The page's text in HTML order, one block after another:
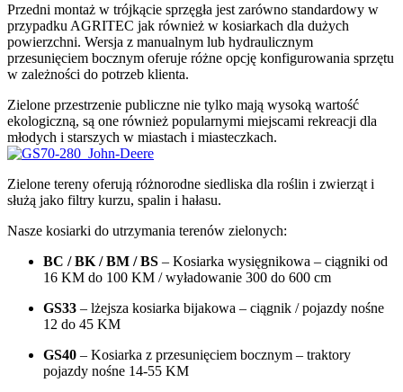
Przedni montaż w trójkącie sprzęgła jest zarówno standardowy w
przypadku AGRITEC jak również w kosiarkach dla dużych
powierzchni. Wersja z manualnym lub hydraulicznym
przesunięciem bocznym oferuje różne opcję konfigurowania sprzętu
w zależności do potrzeb klienta.
Zielone przestrzenie publiczne nie tylko mają wysoką wartość
ekologiczną, są one również popularnymi miejscami rekreacji dla
młodych i starszych w miastach i miasteczkach.
Zielone tereny oferują różnorodne siedliska dla roślin i zwierząt i
służą jako filtry kurzu, spalin i hałasu.
Nasze kosiarki do utrzymania terenów zielonych:
BC / BK / BM / BS – Kosiarka wysięgnikowa – ciągniki od
16 KM do 100 KM / wyładowanie 300 do 600 cm
GS33 – lżejsza kosiarka bijakowa – ciągnik / pojazdy nośne
12 do 45 KM
GS40 – Kosiarka z przesunięciem bocznym – traktory
pojazdy nośne 14-55 KM